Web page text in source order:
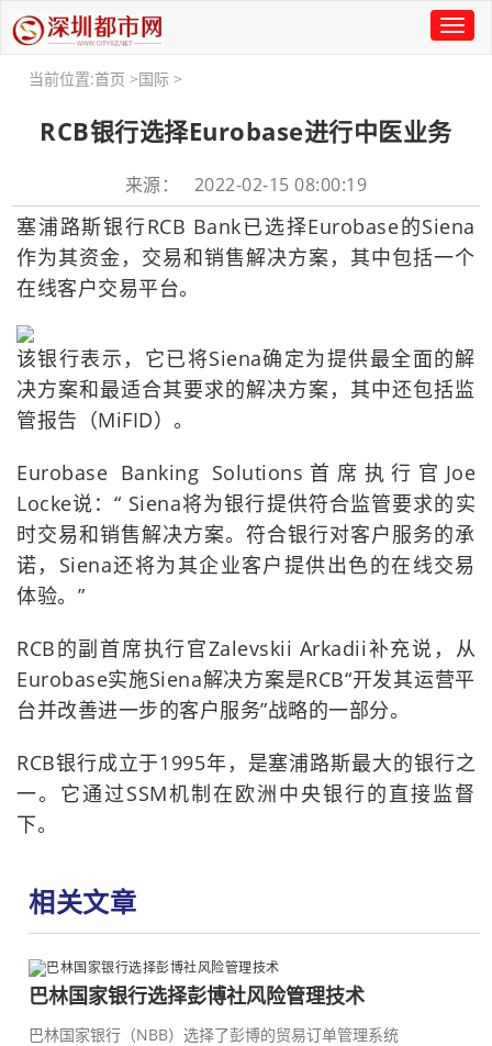
Toggle
当前位置:首页 >国际 >
RCB银行选择Eurobase进行中医业务
来源： 2022-02-15 08:00:19
塞浦路斯银行RCB Bank已选择Eurobase的Siena
作为其资金，交易和销售解决方案，其中包括一个
在线客户交易平台。
该银行表示，它已将Siena确定为提供最全面的解
决方案和最适合其要求的解决方案，其中还包括监
管报告（MiFID）。
Eurobase Banking Solutions首席执行官Joe
Locke说：“ Siena将为银行提供符合监管要求的实
时交易和销售解决方案。符合银行对客户服务的承
诺，Siena还将为其企业客户提供出色的在线交易
体验。”
RCB的副首席执行官Zalevskii Arkadii补充说，从
Eurobase实施Siena解决方案是RCB“开发其运营平
台并改善进一步的客户服务”战略的一部分。
RCB银行成立于1995年，是塞浦路斯最大的银行之
一。它通过SSM机制在欧洲中央银行的直接监督
下。
相关文章
巴林国家银行选择彭博社风险管理技术
巴林国家银行（NBB）选择了彭博的贸易订单管理系统